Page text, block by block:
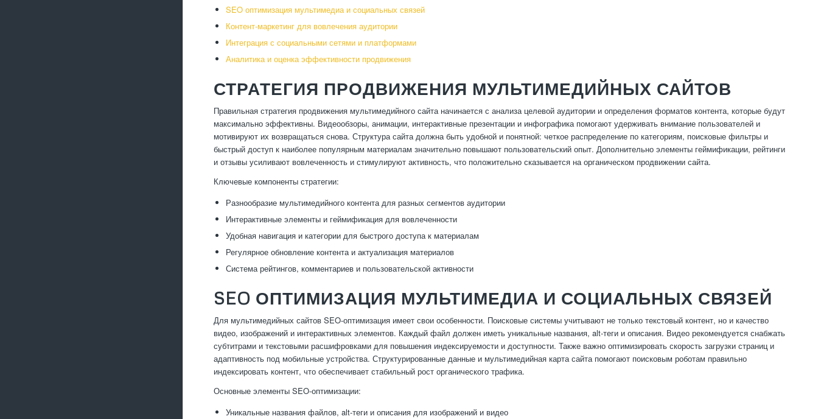
SEO оптимизация мультимедиа и социальных связей
Контент-маркетинг для вовлечения аудитории
Интеграция с социальными сетями и платформами
Аналитика и оценка эффективности продвижения
СТРАТЕГИЯ ПРОДВИЖЕНИЯ МУЛЬТИМЕДИЙНЫХ САЙТОВ
Правильная стратегия продвижения мультимедийного сайта начинается с анализа целевой аудитории и определения форматов контента, которые будут
максимально эффективны. Видеообзоры, анимации, интерактивные презентации и инфографика помогают удерживать внимание пользователей и
мотивируют их возвращаться снова. Структура сайта должна быть удобной и понятной: четкое распределение по категориям, поисковые фильтры и
быстрый доступ к наиболее популярным материалам значительно повышают пользовательский опыт. Дополнительно элементы геймификации, рейтинги
и отзывы усиливают вовлеченность и стимулируют активность, что положительно сказывается на органическом продвижении сайта.
Ключевые компоненты стратегии:
Разнообразие мультимедийного контента для разных сегментов аудитории
Интерактивные элементы и геймификация для вовлеченности
Удобная навигация и категории для быстрого доступа к материалам
Регулярное обновление контента и актуализация материалов
Система рейтингов, комментариев и пользовательской активности
SEO ОПТИМИЗАЦИЯ МУЛЬТИМЕДИА И СОЦИАЛЬНЫХ СВЯЗЕЙ
Для мультимедийных сайтов SEO-оптимизация имеет свои особенности. Поисковые системы учитывают не только текстовый контент, но и качество
видео, изображений и интерактивных элементов. Каждый файл должен иметь уникальные названия, alt-теги и описания. Видео рекомендуется снабжать
субтитрами и текстовыми расшифровками для повышения индексируемости и доступности. Также важно оптимизировать скорость загрузки страниц и
адаптивность под мобильные устройства. Структурированные данные и мультимедийная карта сайта помогают поисковым роботам правильно
индексировать контент, что обеспечивает стабильный рост органического трафика.
Основные элементы SEO-оптимизации:
Уникальные названия файлов, alt-теги и описания для изображений и видео